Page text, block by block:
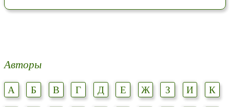
Авторы
А Б В Г Д Е Ж З И
К